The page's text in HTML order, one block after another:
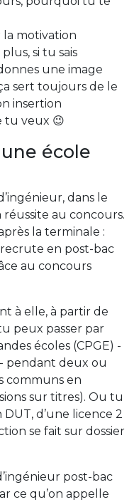
la motivation
si tu sais
une image
sert toujours de le
insertion
tu veux 😉
école
dans le
au concours.
la terminale :
en post-bac
au concours
à elle, à partir de
peux passer par
écoles (CPGE) -
pendant deux ou
communs en
sur titres). Ou tu
DUT, d’une licence 2
se fait sur dossier
post-bac
ce qu’on appelle